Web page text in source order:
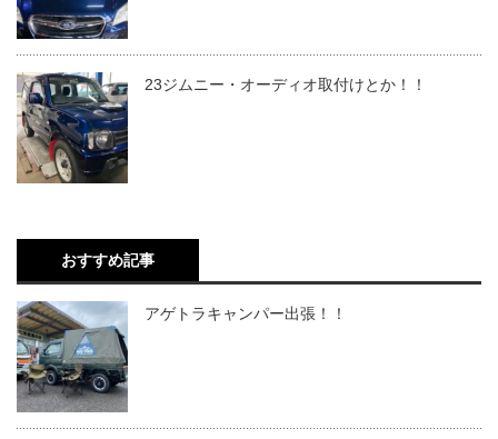
23ジムニー・オーディオ取付けとか！！
おすすめ記事
アゲトラキャンパー出張！！